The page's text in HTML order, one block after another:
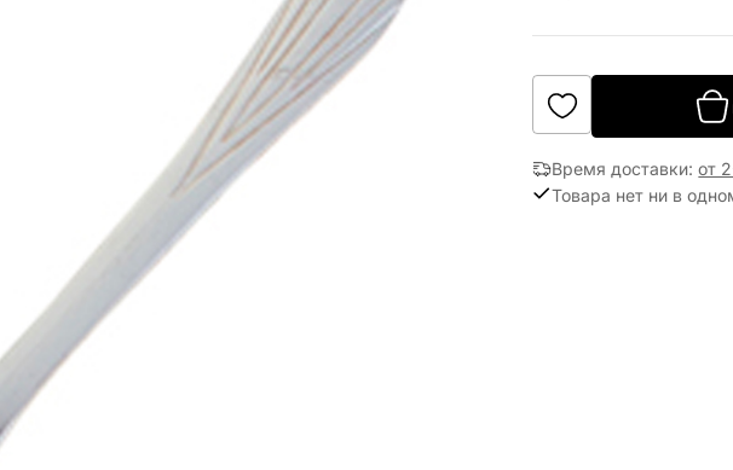
Время доставки:от
Товара нет ни в